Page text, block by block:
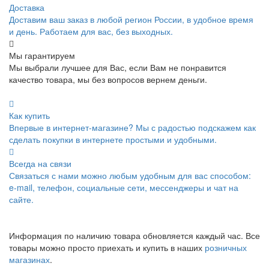
Доставка
Доставим ваш заказ в любой регион России, в удобное время
и день. Работаем для вас, без выходных.
Мы гарантируем
Мы выбрали лучшее для Вас, если Вам не понравится
качество товара, мы без вопросов вернем деньги.
Как купить
Впервые в интернет-магазине? Мы с радостью подскажем как
сделать покупки в интернете простыми и удобными.
Всегда на связи
Связаться с нами можно любым удобным для вас способом:
e-mail, телефон, социальные сети, мессенджеры и чат на
сайте.
Информация по наличию товара обновляется каждый час. Все
товары можно просто приехать и купить в наших розничных
магазинах.